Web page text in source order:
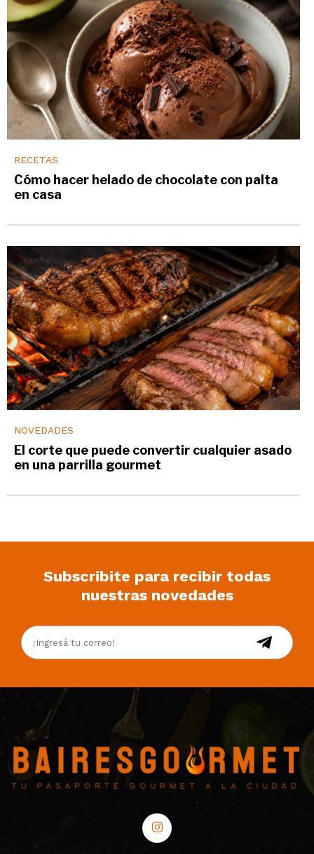
RECETAS
Cómo hacer helado de chocolate con palta
en casa
NOVEDADES
El corte que puede convertir cualquier asado
en una parrilla gourmet
Subscribite para recibir todas
nuestras novedades